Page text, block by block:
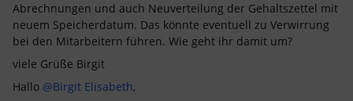
Abrechnungen und auch Neuverteilung der Gehaltszettel mit
neuem Speicherdatum. Das könnte eventuell zu Verwirrung
bei den Mitarbeitern führen. Wie geht ihr damit um?
viele Grüße Birgit
Hallo @Birgit Elisabeth,